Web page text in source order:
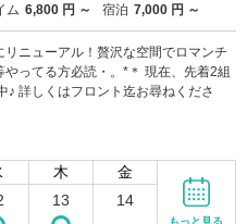
ム 6,800 円 ～ 宿泊 7,000 円 ～
ニューアル！贅沢な空間でロマンチ
ってる方必読・。*＊ 現在、先着2組
詳しくはフロント迄お尋ねくださ
木 金
13
14
もっと見る